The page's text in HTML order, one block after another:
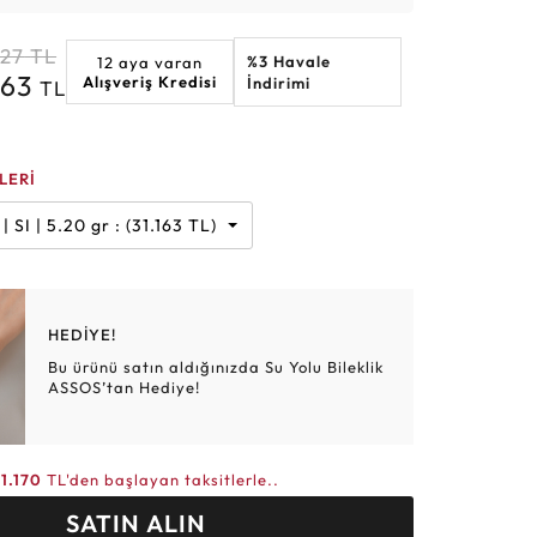
TL
TL
12 aya varan
Alışveriş Kredisi
%3 Havale
İndirimi
Karat | G | SI | 5.20 gr : (31.163 TL)
HEDİYE!
Bu ürünü satın aldığınızda Su Yolu Bileklik
ASSOS’tan Hediye!
TL'den başlayan taksitlerle..
SATIN ALIN